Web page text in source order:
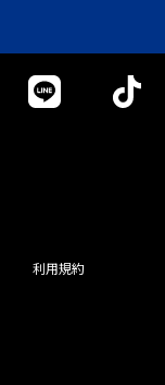
利用規約